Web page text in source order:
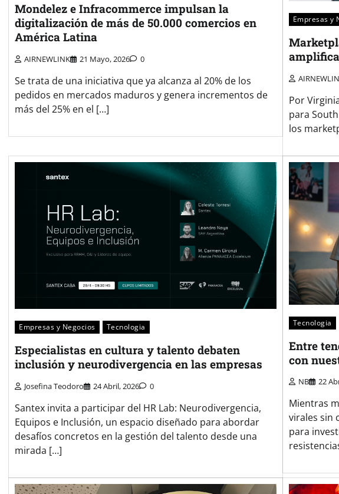
Mondelez e Infracommerce impulsan la
digitalización de más de 50.000 comercios en
América Latina
AIRNEWLINK 21 Mayo, 2026 0
Se trata de una iniciativa que ya alcanza al 20% de los
pedidos en mercados maduros y genera incrementos de
más del 25% en el […]
Empresas y
Por
para
los
Empresas y Negocios Tecnologia
Especialistas en cultura y talento debaten
inclusión y neurodivergencia en las empresas
Josefina Teodoro 24 Abril, 2026 0
Santex invita a participar del HR Lab: Neurodivergencia,
Equipos e Inclusión, un espacio diseñado para abordar
desafíos concretos en la gestión del talento desde una
mirada […]
Tecnologia
Entre
con
NB 22
Mientras
virales sin
para